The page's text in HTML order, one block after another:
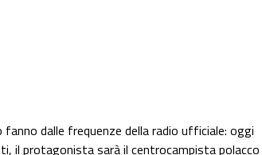
fanno dalle frequenze della radio ufficiale: oggi
il protagonista sarà il centrocampista polacco